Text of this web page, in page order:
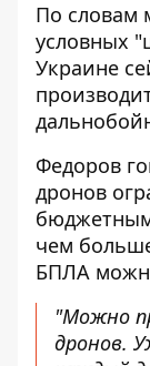
По словам
условных
Украине
Федоров
дронов
чем
БПЛА
"Можно
дронов.